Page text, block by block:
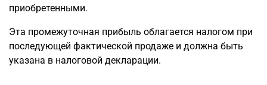
приобретенными.
Эта промежуточная прибыль облагается налогом при
последующей фактической продаже и должна быть
указана в налоговой декларации.